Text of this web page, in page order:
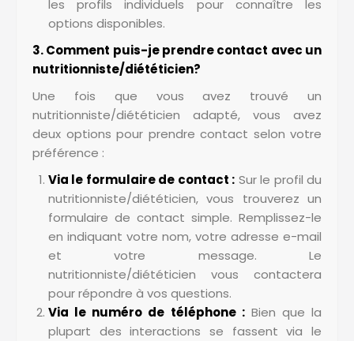
les profils individuels pour connaître les
options disponibles.
3. Comment puis-je prendre contact avec un
nutritionniste/diététicien?
Une fois que vous avez trouvé un
nutritionniste/diététicien adapté, vous avez
deux options pour prendre contact selon votre
préférence :
Via le formulaire de contact : Sur le profil du
nutritionniste/diététicien, vous trouverez un
formulaire de contact simple. Remplissez-le
en indiquant votre nom, votre adresse e-mail
et votre message. Le
nutritionniste/diététicien vous contactera
pour répondre à vos questions.
Via le numéro de téléphone :Bien que la
plupart des interactions se fassent via le